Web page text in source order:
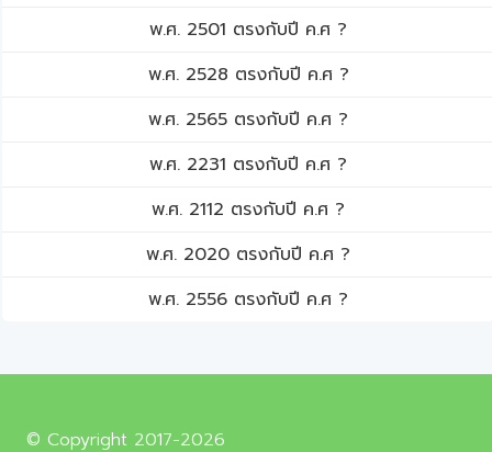
พ.ศ. 2501 ตรงกับปี ค.ศ ?
พ.ศ. 2528 ตรงกับปี ค.ศ ?
พ.ศ. 2565 ตรงกับปี ค.ศ ?
พ.ศ. 2231 ตรงกับปี ค.ศ ?
พ.ศ. 2112 ตรงกับปี ค.ศ ?
พ.ศ. 2020 ตรงกับปี ค.ศ ?
พ.ศ. 2556 ตรงกับปี ค.ศ ?
© Copyright 2017-2026